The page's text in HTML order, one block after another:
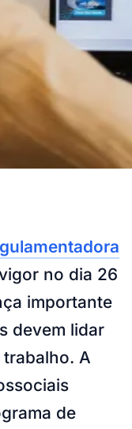
no dia 26
importante
devem lidar
A
de